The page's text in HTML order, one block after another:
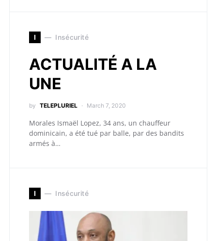
I Insécurité
ACTUALITÉ A LA
UNE
by TELEPLURIEL March 7, 2020
Morales Ismaël Lopez, 34 ans, un chauffeur
dominicain, a été tué par balle, par des bandits
armés à…
I Insécurité